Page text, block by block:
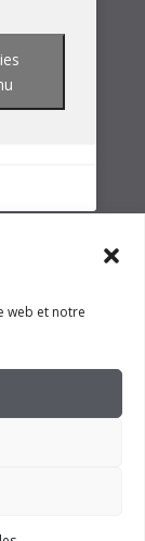
web et notre